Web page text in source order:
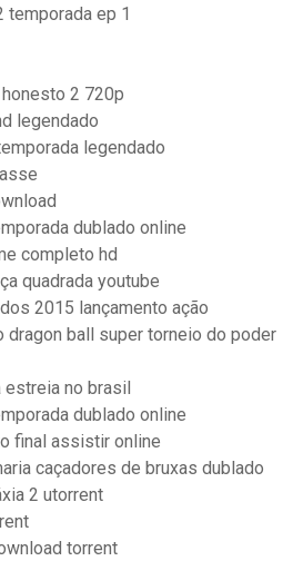
temporada ep 1
2 720p
legendado
legendado
dublado online
completo hd
quadrada youtube
2015 lançamento ação
dragon ball super torneio do poder
no brasil
dublado online
final assistir online
caçadores de bruxas dublado
2 utorrent
torrent